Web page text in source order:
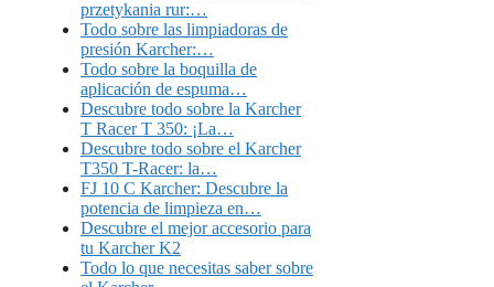
przetykania rur:…
Todo sobre las limpiadoras de
presión Karcher:…
Todo sobre la boquilla de
aplicación de espuma…
Descubre todo sobre la Karcher
T Racer T 350: ¡La…
Descubre todo sobre el Karcher
T350 T-Racer: la…
FJ 10 C Karcher: Descubre la
potencia de limpieza en…
Descubre el mejor accesorio para
tu Karcher K2
Todo lo que necesitas saber sobre